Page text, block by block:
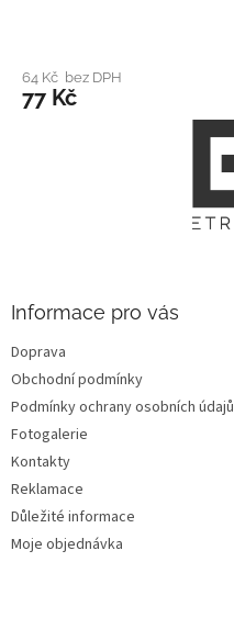
64 Kč bez DPH
77 Kč
Informace pro vás
Doprava
Obchodní podmínky
Podmínky ochrany osobních údajů
Fotogalerie
Kontakty
Reklamace
Důležité informace
Moje objednávka